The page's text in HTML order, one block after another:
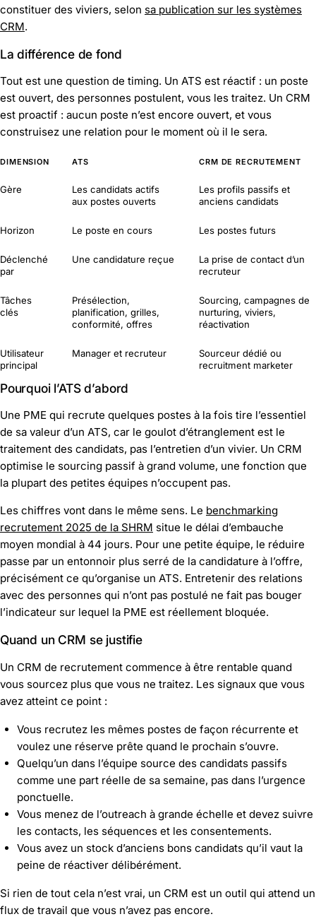
constituer des viviers, selon sa publication sur les systèmes
CRM.
La différence de fond
Tout est une question de timing. Un ATS est réactif : un poste
est ouvert, des personnes postulent, vous les traitez. Un CRM
est proactif : aucun poste n’est encore ouvert, et vous
construisez une relation pour le moment où il le sera.
DIMENSION ATS CRM DE RECRUTEMENT
Gère
Les candidats actifs
aux postes ouverts
Les profils passifs et
anciens candidats
Horizon Le poste en cours Les postes futurs
Déclenché
par
Une candidature reçue
La prise de contact d’un
recruteur
Tâches
clés
Présélection,
planification, grilles,
conformité, offres
Sourcing, campagnes de
nurturing, viviers,
réactivation
Utilisateur
principal
Manager et recruteur
Sourceur dédié ou
recruitment marketer
Pourquoi l’ATS d’abord
Une PME qui recrute quelques postes à la fois tire l’essentiel
de sa valeur d’un ATS, car le goulot d’étranglement est le
traitement des candidats, pas l’entretien d’un vivier. Un CRM
optimise le sourcing passif à grand volume, une fonction que
la plupart des petites équipes n’occupent pas.
Les chiffres vont dans le même sens. Le benchmarking
recrutement 2025 de la SHRM situe le délai d’embauche
moyen mondial à 44 jours. Pour une petite équipe, le réduire
passe par un entonnoir plus serré de la candidature à l’offre,
précisément ce qu’organise un ATS. Entretenir des relations
avec des personnes qui n’ont pas postulé ne fait pas bouger
l’indicateur sur lequel la PME est réellement bloquée.
Quand un CRM se justifie
Un CRM de recrutement commence à être rentable quand
vous sourcez plus que vous ne traitez. Les signaux que vous
avez atteint ce point :
Vous recrutez les mêmes postes de façon récurrente et
voulez une réserve prête quand le prochain s’ouvre.
Quelqu’un dans l’équipe source des candidats passifs
comme une part réelle de sa semaine, pas dans l’urgence
ponctuelle.
Vous menez de l’outreach à grande échelle et devez suivre
les contacts, les séquences et les consentements.
Vous avez un stock d’anciens bons candidats qu’il vaut la
peine de réactiver délibérément.
Si rien de tout cela n’est vrai, un CRM est un outil qui attend un
flux de travail que vous n’avez pas encore.